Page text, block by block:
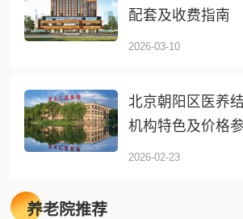
配套及收费指南
2026-03-10
北京朝阳区医养
机构特色及价格
2026-02-23
养老院推荐